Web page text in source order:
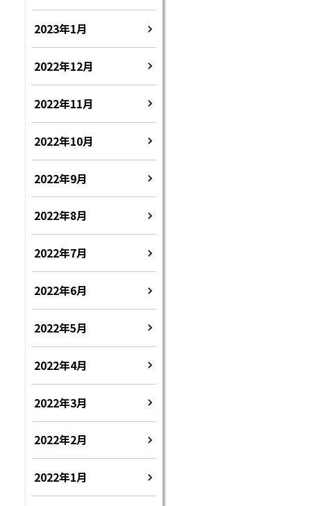
2023年1月
2022年12月
2022年11月
2022年10月
2022年9月
2022年8月
2022年7月
2022年6月
2022年5月
2022年4月
2022年3月
2022年2月
2022年1月